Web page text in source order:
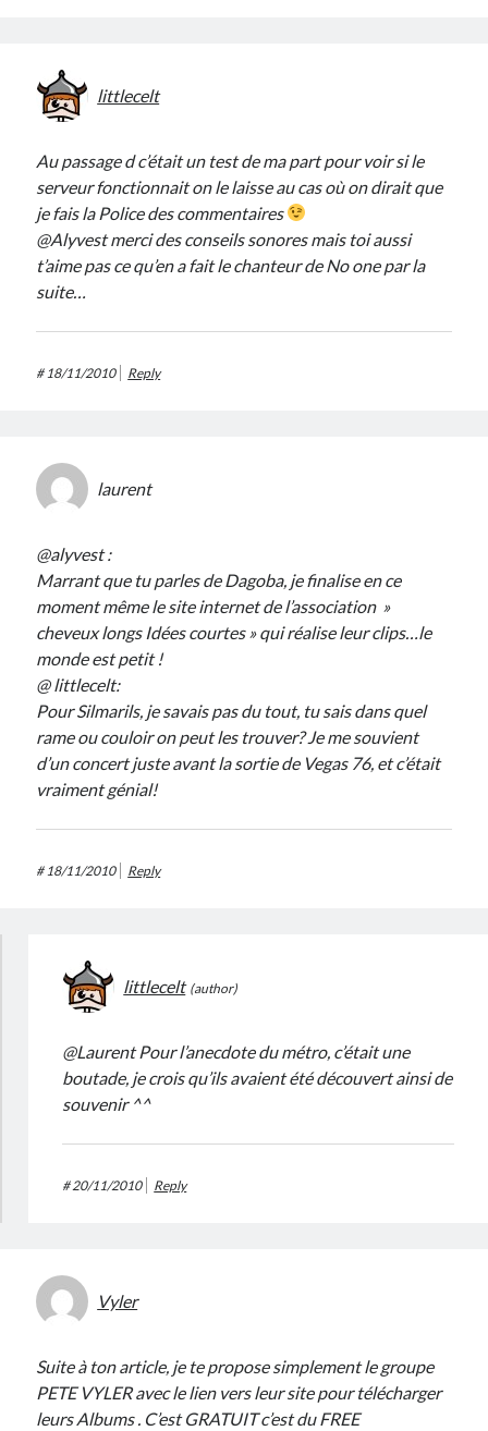
littlecelt
Au passage d c’était un test de ma part pour voir si le
serveur fonctionnait on le laisse au cas où on dirait que
je fais la Police des commentaires
@Alyvest merci des conseils sonores mais toi aussi
t’aime pas ce qu’en a fait le chanteur de No one par la
suite…
# 18/11/2010 Reply
laurent
@alyvest :
Marrant que tu parles de Dagoba, je finalise en ce
moment même le site internet de l’association »
cheveux longs Idées courtes » qui réalise leur clips…le
monde est petit !
@ littlecelt:
Pour Silmarils, je savais pas du tout, tu sais dans quel
rame ou couloir on peut les trouver? Je me souvient
d’un concert juste avant la sortie de Vegas 76, et c’était
vraiment génial!
# 18/11/2010 Reply
littlecelt
@Laurent Pour l’anecdote du métro, c’était une
boutade, je crois qu’ils avaient été découvert ainsi de
souvenir ^^
#20/11/2010 Reply
Vyler
Suite à ton article, je te propose simplement le groupe
PETE VYLER avec le lien vers leur site pour télécharger
leurs Albums . C’est GRATUIT c’est du FREE